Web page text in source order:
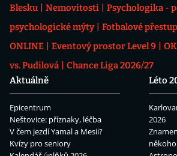
Blesku
Nemovitosti
Psychologika -
psychologické mýty
Fotbalové
ONLINE
Eventový prostor Level 9
vs. Pudilová
Chance Liga 2026/27
Aktuálně
Epicentrum
Neštovice: příznaky, léčba
V čem jezdí Yamal a Mesii?
Kvízy pro seniory
Léto
2026